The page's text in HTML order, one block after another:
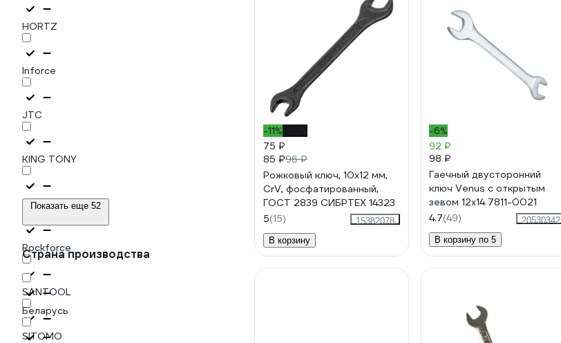
HORTZ
Inforce
JTC
KING TONY
Ombra
Rockforce
SANTOOL
SITOMO
Показать еще 52
Страна производства
Беларусь
-11%
75 ₽
85 ₽96 ₽
Рожковый ключ, 10x12 мм,
CrV, фосфатированный,
ГОСТ 2839 СИБРТЕХ 14323
5(15)
15382078
В корзину
-6%
92 ₽
98 ₽
Гаечный двусторонний
ключ Venus с открытым
зевом 12x14 7811-0021
4.7(49)
20530342
В корзину по 5